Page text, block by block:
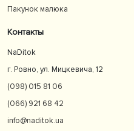
Пакунок малюка
Контакты
NaDitok
г. Ровно, ул. Мицкевича, 12
(098) 015 81 06
(066) 921 68 42
info@naditok.ua